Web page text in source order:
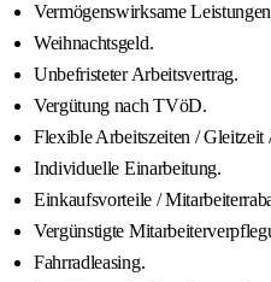
Vermögenswirksame
Weihnachtsgeld.
Unbefristeter Arbeitsvertrag.
Vergütung nach TVöD.
Flexible Arbeitszeiten / Gleitzeit
Individuelle Einarbeitung.
Einkaufsvorteile /
Vergünstigte
Fahrradleasing.